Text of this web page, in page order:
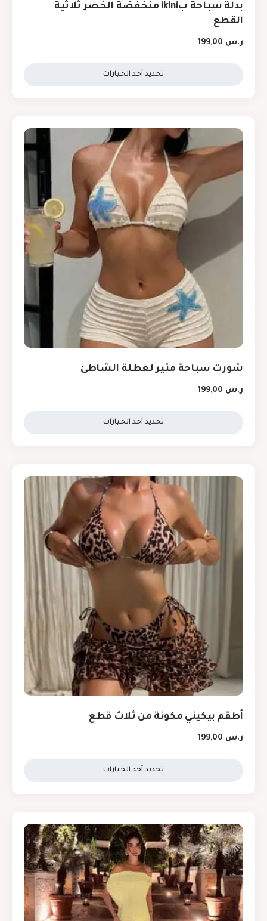
بدلة سباحة بikini منخفضة الخصر ثلاثية
القطع
ر.س
تحديد أحد الخيارات
شورت سباحة مثير لعطلة الشاطئ
ر.س
تحديد أحد الخيارات
أطقم بيكيني مكونة من ثلاث قطع
ر.س
تحديد أحد الخيارات